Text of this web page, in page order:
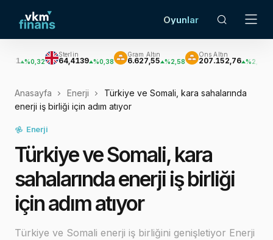
Oyunlar
Sterlin
64,4139 %0,38
Gram Altın
6.627,55 %2,58
Ons Altın
207.152,76 %2,62
Anasayfa Enerji
Türkiye ve Somali, kara sahalarında
enerji iş birliği için adım atıyor
Enerji
Türkiye ve Somali, kara
sahalarında enerji iş birliği
için adım atıyor
Türkiye ve Somali enerji iş birliğini genişletiyor Enerji